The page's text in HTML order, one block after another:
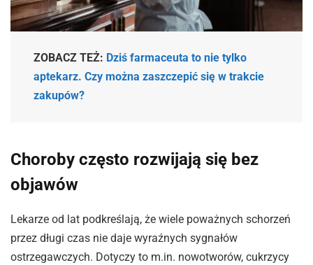
ZOBACZ TEŻ: Dziś farmaceuta to nie tylko
aptekarz. Czy można zaszczepić się w trakcie
zakupów?
Choroby często rozwijają się bez
objawów
Lekarze od lat podkreślają, że wiele poważnych schorzeń
przez długi czas nie daje wyraźnych sygnałów
ostrzegawczych. Dotyczy to m.in. nowotworów, cukrzycy